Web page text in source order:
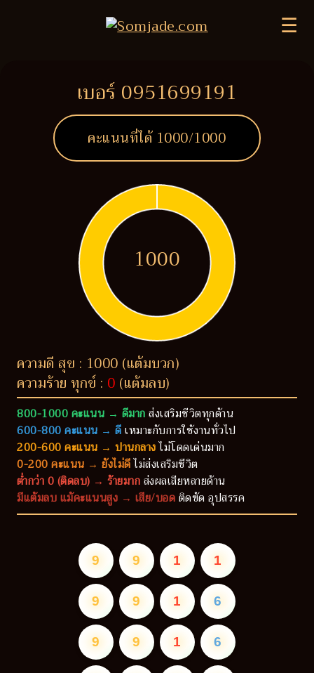
☰
เบอร์ 0951699191
คะแนนที่ได้ 1000/1000
1000
ความดี สุข : 1000 (แต้มบวก)
ความร้าย ทุกข์ : 0 (แต้มลบ)
800-1000 คะแนน → ดีมากส่งเสริมชีวิตทุกด้าน
600-800 คะแนน → ดีเหมาะกับการใช้งานทั่วไป
200-600 คะแนน → ปานกลางไม่โดดเด่นมาก
0-200 คะแนน → ยังไม่ดีไม่ส่งเสริมชีวิต
ต่ำกว่า 0 (ติดลบ) → ร้ายมากส่งผลเสียหลายด้าน
มีแต้มลบ แม้คะแนนสูง → เสีย/บอดติดขัด อุปสรรค
9 9 1 1
9 9 1 6
9 9 1 6